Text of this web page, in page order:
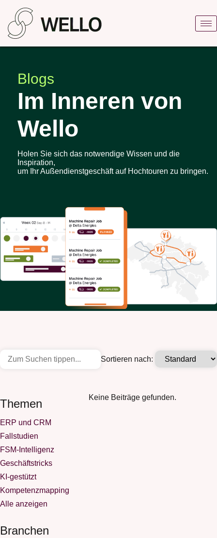
Blogs
Im Inneren von
Wello
Holen Sie sich das notwendige Wissen und die
Inspiration,
um Ihr Außendienstgeschäft auf Hochtouren zu bringen.
Sortieren nach:
Themen
ERP und CRM
Fallstudien
FSM-Intelligenz
Geschäftstricks
KI-gestützt
Kompetenzmapping
Alle anzeigen
Branchen
Keine Beiträge gefunden.